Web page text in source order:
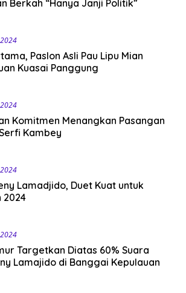
Berkah “Hanya Janji Politik”
Paslon Asli Pau Lipu Mian
Kuasai Panggung
Komitmen Menangkan Pasangan
Kambey
Lamadjido, Duet Kuat untuk
2024
Targetkan Diatas 60% Suara
Lamajido di Banggai Kepulauan